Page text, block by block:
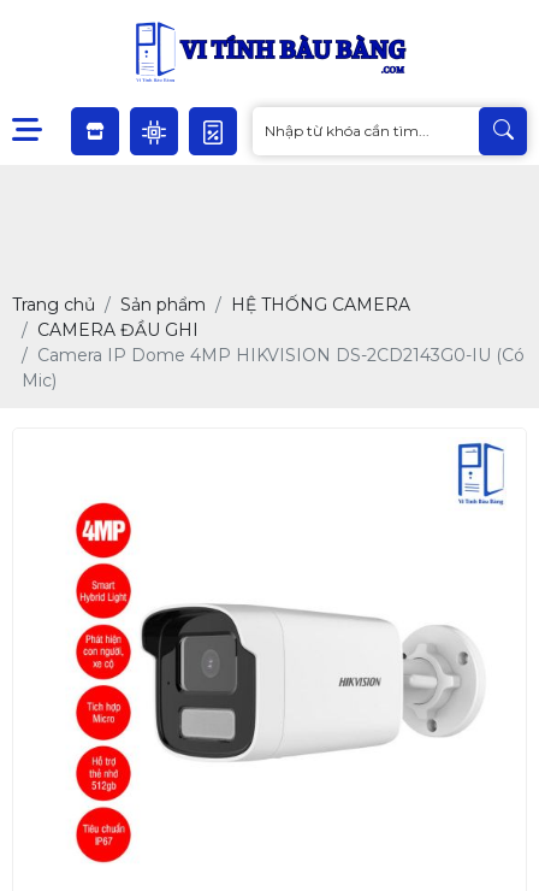
Trang chủ Sản phẩm
HỆ THỐNG CAMERA
CAMERA ĐẦU GHI
Camera IP Dome 4MP HIKVISION DS-2CD2143G0-IU (Có
Mic)